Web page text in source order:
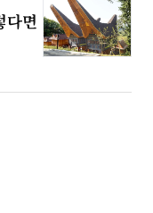
다면